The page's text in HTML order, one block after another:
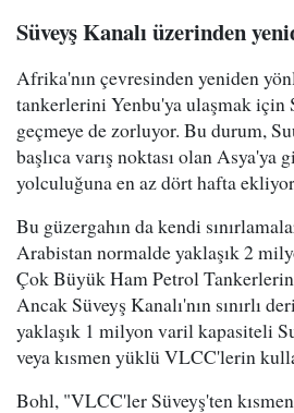
Süveyş Kanalı üzerinden
Afrika'nın çevresinden yeniden
tankerlerini Yenbu'ya ulaşmak için
geçmeye de zorluyor. Bu durum,
başlıca varış noktası olan Asya'ya
yolculuğuna en az dört hafta
Bu güzergahın da kendi
Arabistan normalde yaklaşık 2
Çok Büyük Ham Petrol
Ancak Süveyş Kanalı'nın sınırlı
yaklaşık 1 milyon varil kapasiteli
veya kısmen yüklü VLCC'lerin
Bohl, "VLCC'ler Süveyş'ten